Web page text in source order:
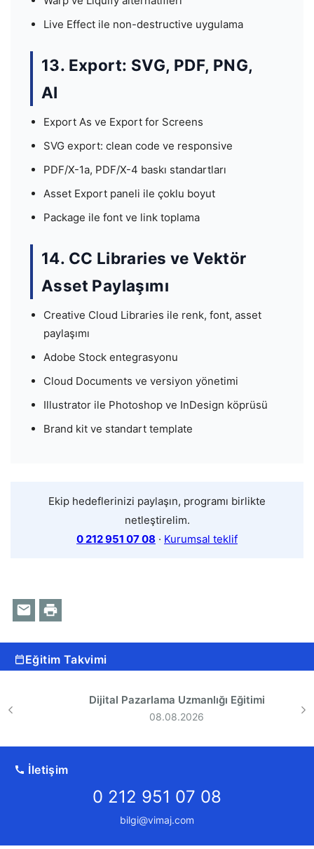
Live Effect ile non-destructive uygulama
13. Export: SVG, PDF, PNG,
AI
Export As ve Export for Screens
SVG export: clean code ve responsive
PDF/X-1a, PDF/X-4 baskı standartları
Asset Export paneli ile çoklu boyut
Package ile font ve link toplama
14. CC Libraries ve Vektör
Asset Paylaşımı
Creative Cloud Libraries ile renk, font, asset
paylaşımı
Adobe Stock entegrasyonu
Cloud Documents ve versiyon yönetimi
Illustrator ile Photoshop ve InDesign köprüsü
Brand kit ve standart template
Ekip hedeflerinizi paylaşın, programı birlikte
netleştirelim.
0 212 951 07 08 · Kurumsal teklif
Eğitim Takvimi
Dijital Pazarlama Uzmanlığı Eğitimi
08.08.2026
İletişim
0 212 951 07 08
bilgi@vimaj.com